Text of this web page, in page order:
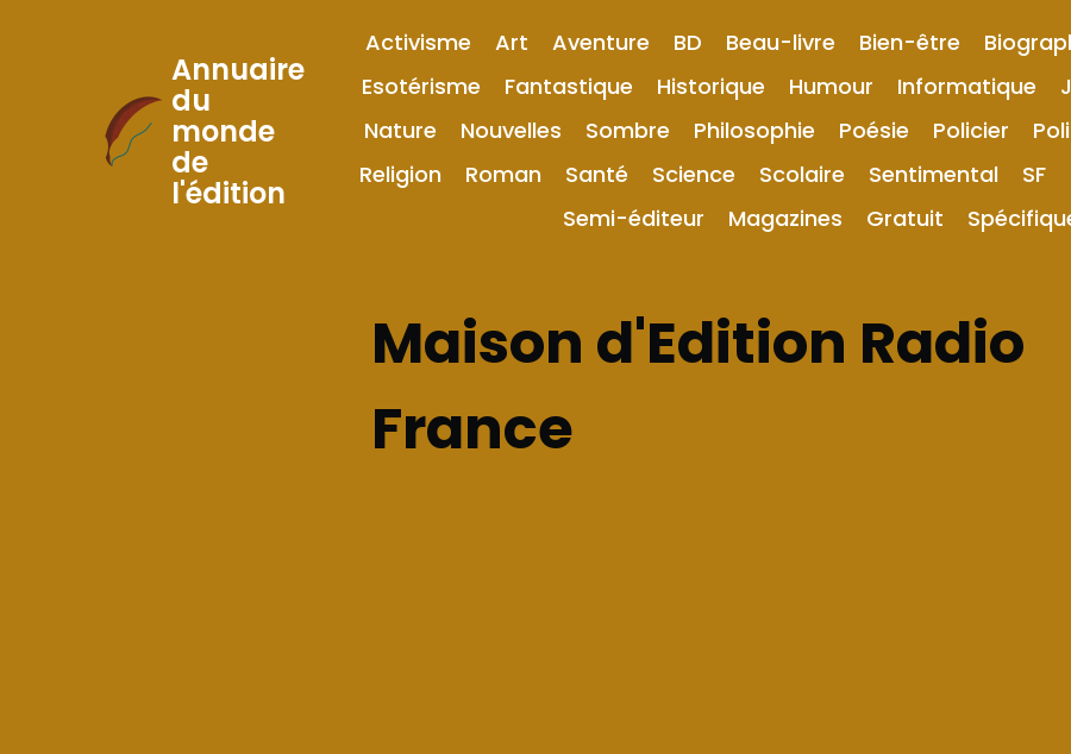
Skip
to
Content
Annuaire
du
monde
de
l'édition
Activisme Art Aventure BD Beau-livre Bien-être
Esotérisme
Fantastique Historique Humour Informatique
Nature
Nouvelles Sombre Philosophie Poésie Policier
Religion
Roman Santé Science Scolaire Sentimental SF
Semi-éditeur
Magazines Gratuit
Maison d'Edition Radio
France